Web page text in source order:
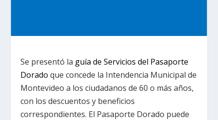
Se presentó la guía de Servicios del Pasaporte
Dorado que concede la Intendencia Municipal de
Montevideo a los ciudadanos de 60 o más años,
con los descuentos y beneficios
correspondientes. El Pasaporte Dorado puede